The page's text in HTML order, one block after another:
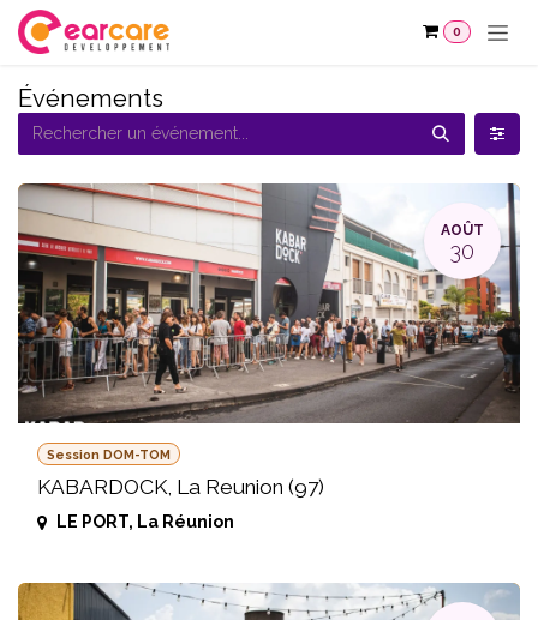
Se rendre au contenu
0
Événements
AOÛT
30
Session DOM-TOM
KABARDOCK, La Reunion (97)
LE PORT, La Réunion